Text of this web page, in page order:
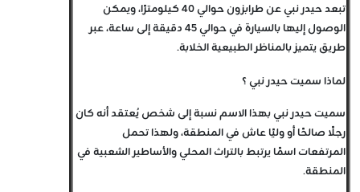
تبعد حيدر نبي عن طرابزون حوالي40 كيلومترًا
، ويمكن
الوصول إليها بالسيارة في حوالي45 دقيقة إلى ساعة
، عبر
طريق يتميز بالمناظر الطبيعية الخلابة.
لماذا سميت حيدر نبي ؟
سميتحيدر نبيبهذا الاسم نسبة إلى شخص يُعتقد أنه كان
رجلًا صالحًا أو وليًا عاش في المنطقة، ولهذا تحمل
المرتفعات اسمًا يرتبط بالتراث المحلي والأساطير الشعبية في
المنطقة.